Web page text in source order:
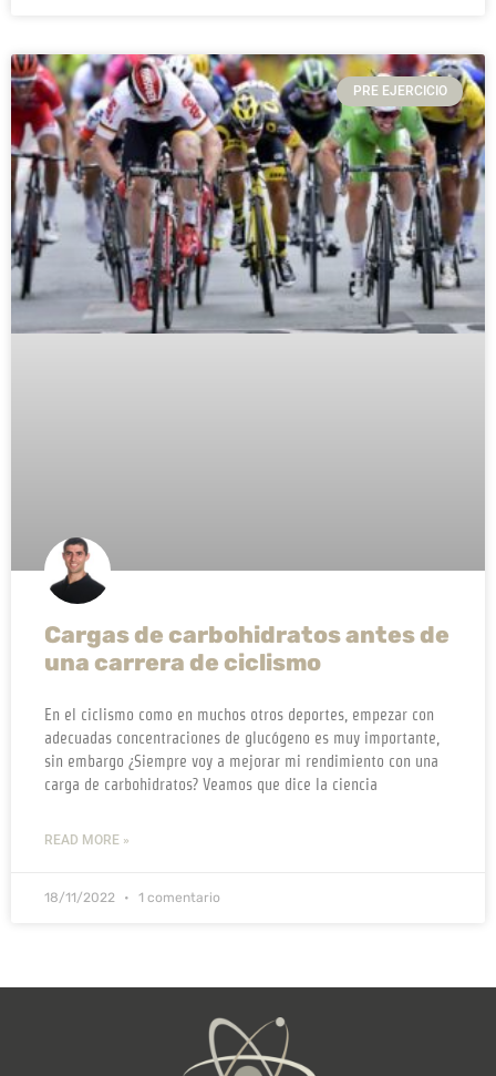
PRE EJERCICIO
Cargas de carbohidratos antes de
una carrera de ciclismo
En el ciclismo como en muchos otros deportes, empezar con
adecuadas concentraciones de glucógeno es muy importante,
sin embargo ¿Siempre voy a mejorar mi rendimiento con una
carga de carbohidratos? Veamos que dice la ciencia
READ MORE »
18/11/2022 1 comentario